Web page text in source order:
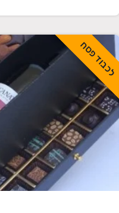
לכבוד פסח